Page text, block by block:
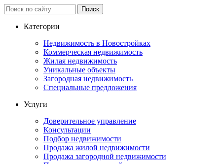
Категории
Недвижимость в Новостройках
Коммерческая недвижимость
Жилая недвижимость
Уникальные объекты
Загородная недвижимость
Специальные предложения
Услуги
Доверительное управление
Консультации
Подбор недвижимости
Продажа жилой недвижимости
Продажа загородной недвижимости